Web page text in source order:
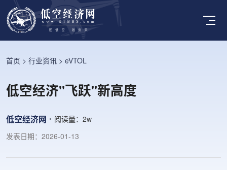
首页 > 行业资讯 > eVTOL
低空经济"飞跃"新高度
低空经济网 阅读量： 2w
发表日期：2026-01-13